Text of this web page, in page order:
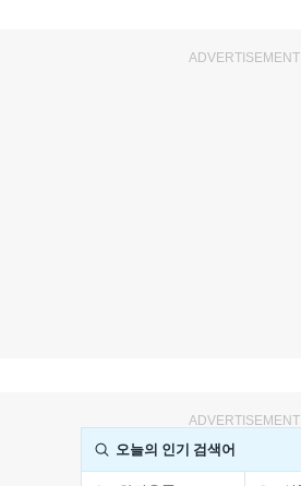
ADVERTISEMENT
ADVERTISEMENT